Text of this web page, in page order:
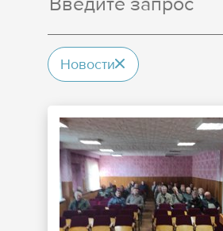
Новости